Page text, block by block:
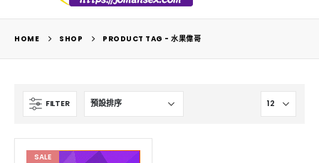
HOME SHOP PRODUCT TAG - 水果偉哥
FILTER
SALE